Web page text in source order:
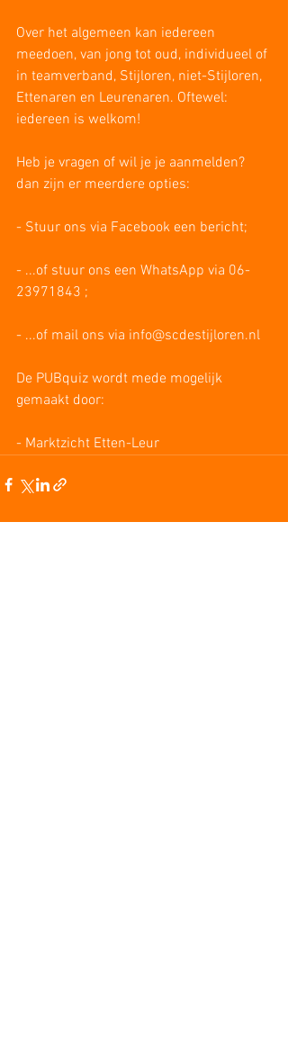
Over het algemeen kan iedereen
meedoen, van jong tot oud, individueel of
in teamverband, Stijloren, niet-Stijloren,
Ettenaren en Leurenaren. Oftewel:
iedereen is welkom!
Heb je vragen of wil je je aanmelden?
dan zijn er meerdere opties:
- Stuur ons via Facebook een bericht;
- ...of stuur ons een WhatsApp via 06-
23971843 ;
- ...of mail ons via info@scdestijloren.nl
De PUBquiz wordt mede mogelijk
gemaakt door:
- Marktzicht Etten-Leur